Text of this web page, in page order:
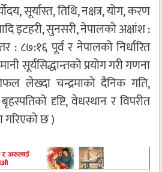
सूर्यास्त, तिथि, नक्षत्र, योग, करण
इटहरी, सुनसरी, नेपालको अक्षांश :
: ८७:१६ पूर्व र नेपालको निर्धारित
सूर्यसिद्धान्तको प्रयोग गरी गणना
लेख्दा चन्द्रमाको दैनिक गति,
दृष्टि, वेधस्थान र विपरीत
छ )